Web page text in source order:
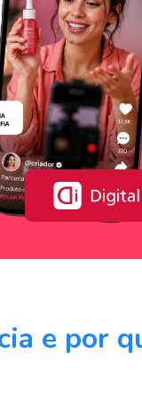
e por